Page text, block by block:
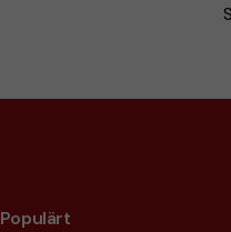
Populärt